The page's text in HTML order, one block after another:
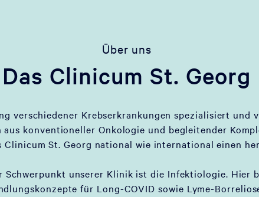
Über uns
Das Clinicum St. Georg
verschiedener Krebserkrankungen spezialisiert und
konventioneller Onkologie und begleitender
Clinicum St. Georg national wie international einen
Schwerpunkt unserer Klinik ist die Infektiologie. Hier
für Long-COVID sowie Lyme-